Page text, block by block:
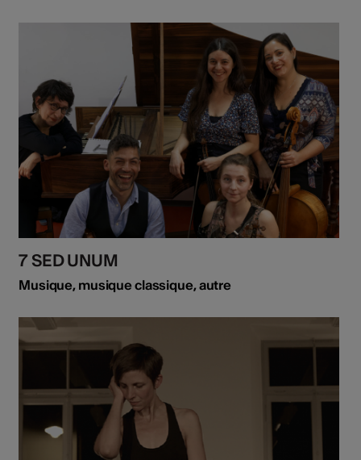
7 SED UNUM
Musique, musique classique, autre